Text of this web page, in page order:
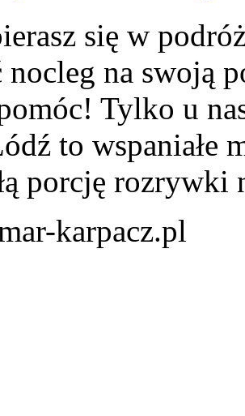
się w
na swoją
Tylko u
to wspaniałe
porcję rozrywki
karpacz.pl